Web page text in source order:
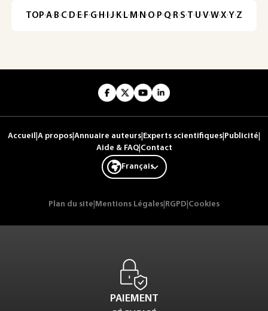
TOP·A·B·C· D· E· F·G· H · ·J· K· L· M · N ·O· P·Q· R·S·T·U·V·W·X·Y·Z
Accueil A propos Annuaire auteurs Experts scientifiques Publicité
Aide & FAQ| Contact
Français
Plan du site Mentions Légales RGPD Cookies
PAIEMENT